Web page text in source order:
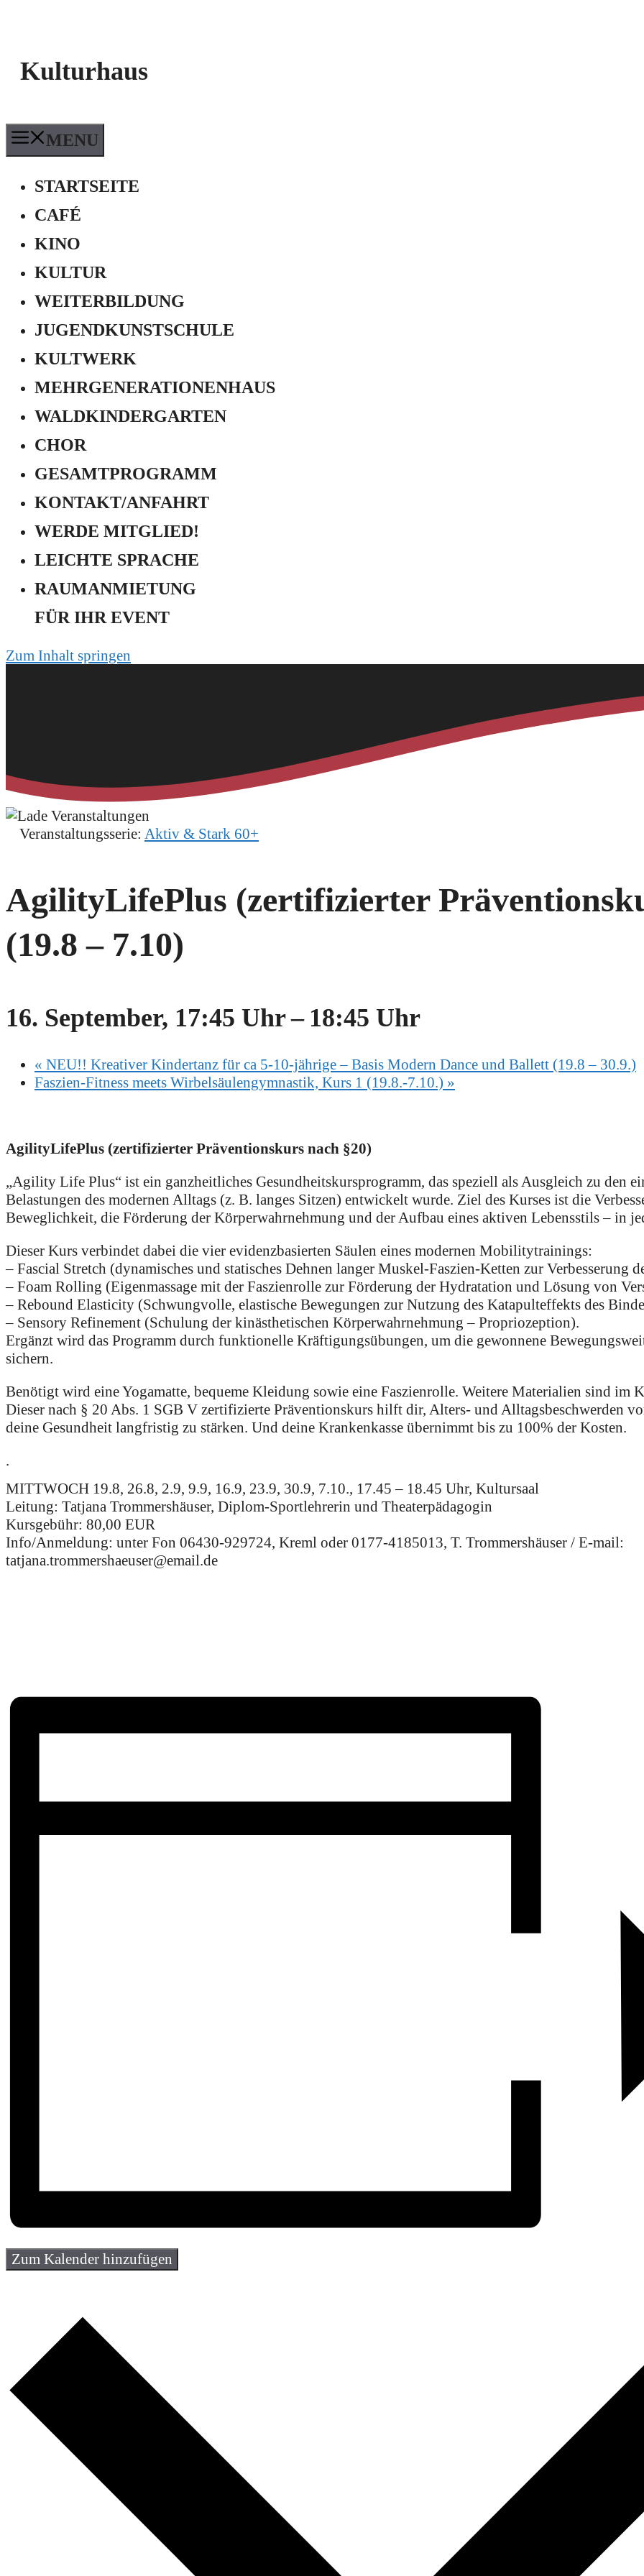
Kulturhaus
MENU
STARTSEITE
CAFÉ
KINO
KULTUR
WEITERBILDUNG
JUGEND­KUNSTSCHULE
KULTWERK
MEHRGENERATIONEN­HAUS
WALDKINDERGARTEN
CHOR
GESAMTPROGRAMM
KONTAKT/ANFAHRT
WERDE MITGLIED!
LEICHTE SPRACHE
RAUMANMIETUNG
FÜR IHR EVENT
Zum Inhalt springen
Veranstaltungsserie: Aktiv & Stark 60+
AgilityLifePlus (zertifizierter
(19.8 – 7.10)
16. September, 17:45 Uhr– 18:45 Uhr
« NEU!! Kreativer Kindertanz für ca 5-10-jährige – Basis Modern Dance und Ballett (19.8 – 30.9.)
Faszien-Fitness meets Wirbelsäulengymnastik, Kurs 1 (19.8.-7.10.) »
AgilityLifePlus (zertifizierter Präventionskurs nach §20)
„Agility Life Plus“ ist ein ganzheitliches Gesundheitskursprogramm, das speziell als Ausgleich zu den
Belastungen des modernen Alltags (z. B. langes Sitzen) entwickelt wurde. Ziel des Kurses ist die
Beweglichkeit, die Förderung der Körperwahrnehmung und der Aufbau eines aktiven Lebensstils – in
Dieser Kurs verbindet dabei die vier evidenzbasierten Säulen eines modernen Mobilitytrainings:
– Fascial Stretch (dynamisches und statisches Dehnen langer Muskel-Faszien-Ketten zur Verbesserung
– Foam Rolling (Eigenmassage mit der Faszienrolle zur Förderung der Hydratation und Lösung von
– Rebound Elasticity (Schwungvolle, elastische Bewegungen zur Nutzung des Katapulteffekts des
– Sensory Refinement (Schulung der kinästhetischen Körperwahrnehmung – Propriozeption).
Ergänzt wird das Programm durch funktionelle Kräftigungsübungen, um die gewonnene
sichern.
Benötigt wird eine Yogamatte, bequeme Kleidung sowie eine Faszienrolle. Weitere Materialien sind im
Dieser nach § 20 Abs. 1 SGB V zertifizierte Präventionskurs hilft dir, Alters- und Alltagsbeschwerden
deine Gesundheit langfristig zu stärken. Und deine Krankenkasse übernimmt bis zu 100% der Kosten.
.
MITTWOCH 19.8, 26.8, 2.9, 9.9, 16.9, 23.9, 30.9, 7.10., 17.45 – 18.45 Uhr, Kultursaal
Leitung: Tatjana Trommershäuser, Diplom-Sportlehrerin und Theaterpädagogin
Kursgebühr: 80,00 EUR
Info/Anmeldung: unter Fon 06430-929724, Kreml oder 0177-4185013, T. Trommershäuser / E-mail:
tatjana.trommershaeuser@email.de
Zum Kalender hinzufügen